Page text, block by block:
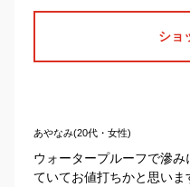
ショ
あやなみ(20代・女性)
ウォータープルーフで滲
ていてお値打ちかと思いま